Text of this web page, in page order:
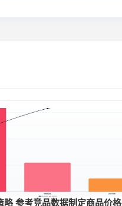
略 参考竞品数据制定商品价格